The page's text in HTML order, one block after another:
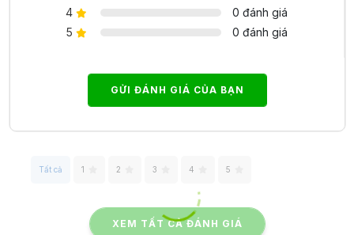
4
0 đánh giá
5
0 đánh giá
GỬI ĐÁNH GIÁ CỦA BẠN
Tất cả 1 2 3 4 5
XEM TẤT CẢ ĐÁNH GIÁ